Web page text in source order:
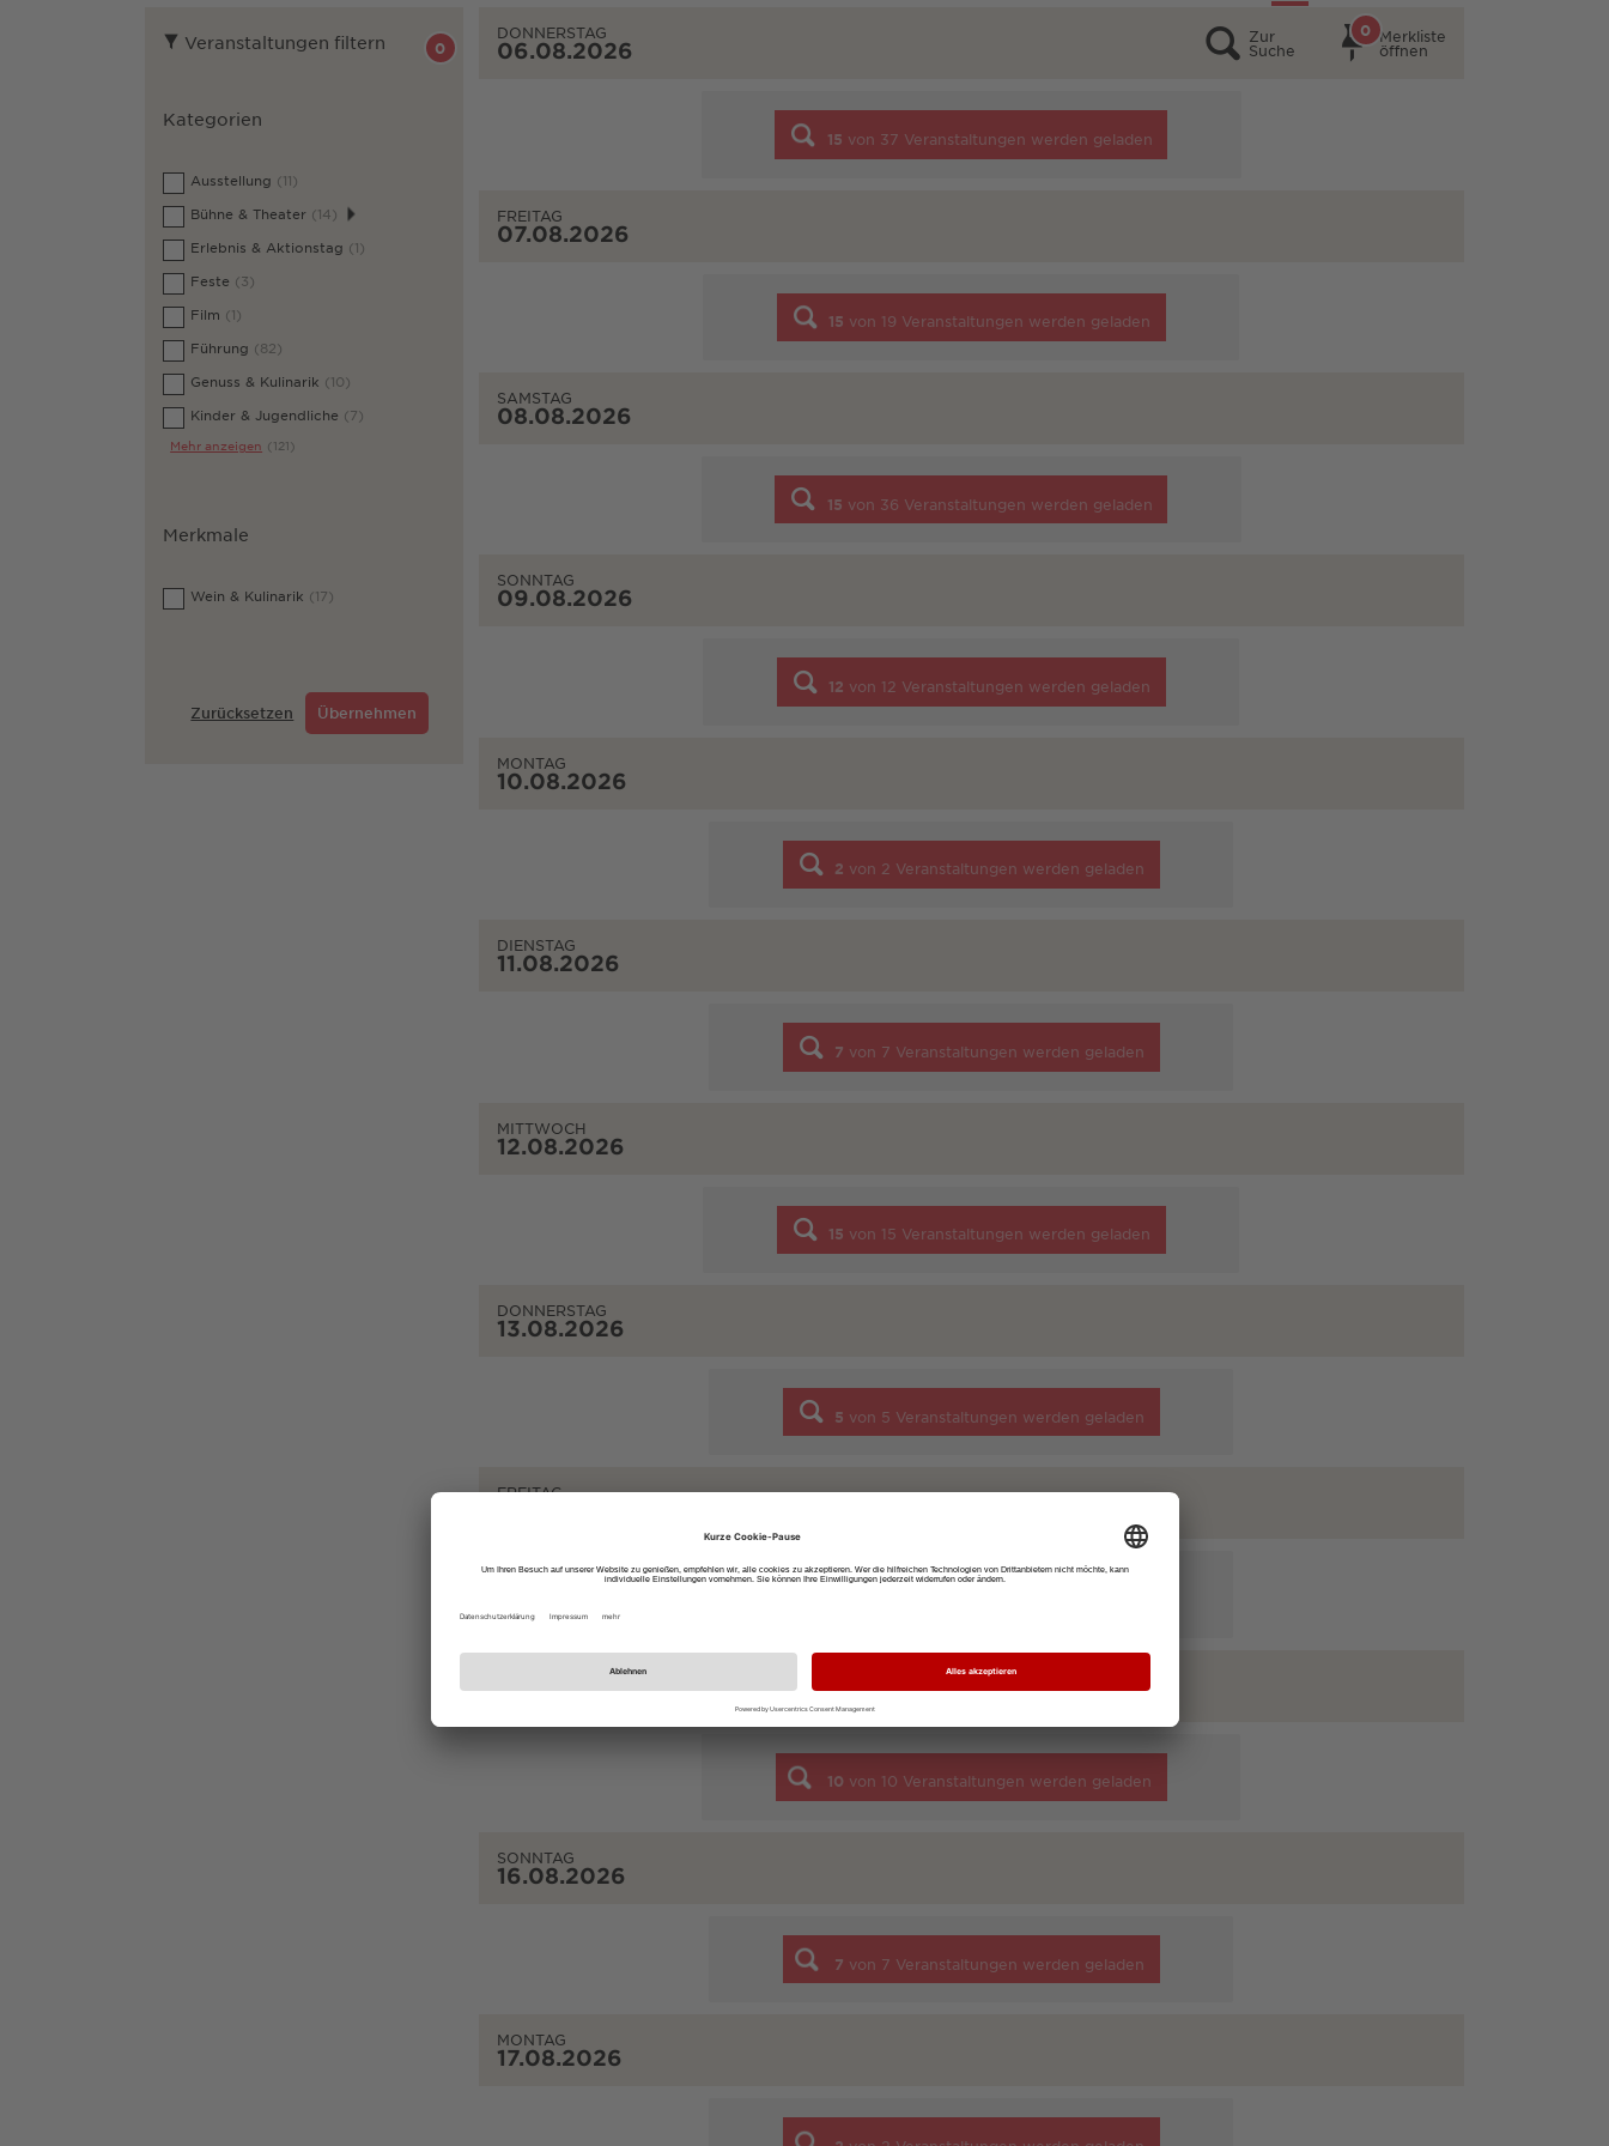
Veranstaltungen filtern 0
Kategorien
Ausstellung (11)
Bühne & Theater (14)
Erlebnis & Aktionstag (1)
Feste (3)
Film (1)
Führung (82)
Genuss & Kulinarik (10)
Kinder & Jugendliche (7)
Mehr anzeigen (121)
Merkmale
Wein & Kulinarik (17)
Zurücksetzen Übernehmen
Zur
Suche
Merkliste
öffnen
0
DONNERSTAG
06.08.2026
15 von 37 Veranstaltungen werden geladen
FREITAG
07.08.2026
15 von 19 Veranstaltungen werden geladen
SAMSTAG
08.08.2026
15 von 36 Veranstaltungen werden geladen
SONNTAG
09.08.2026
12 von 12 Veranstaltungen werden geladen
MONTAG
10.08.2026
2 von 2 Veranstaltungen werden geladen
DIENSTAG
11.08.2026
7 von 7 Veranstaltungen werden geladen
MITTWOCH
12.08.2026
15 von 15 Veranstaltungen werden geladen
DONNERSTAG
13.08.2026
5 von 5 Veranstaltungen werden geladen
FREITAG
15.08.2026
10 von 10 Veranstaltungen werden geladen
SONNTAG
16.08.2026
7 von 7 Veranstaltungen werden geladen
MONTAG
17.08.2026